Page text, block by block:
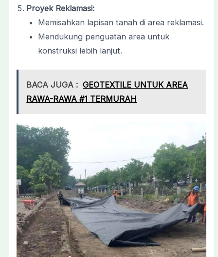
Proyek Reklamasi:
Memisahkan lapisan tanah di area reklamasi.
Mendukung penguatan area untuk
konstruksi lebih lanjut.
BACA JUGA : GEOTEXTILE UNTUK AREA
RAWA-RAWA #1 TERMURAH